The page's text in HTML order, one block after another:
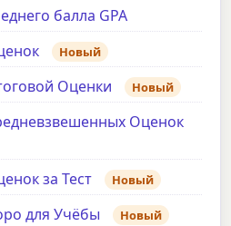
балла GPA
Новый
Оценки Новый
Оценок
за Тест Новый
для Учёбы Новый